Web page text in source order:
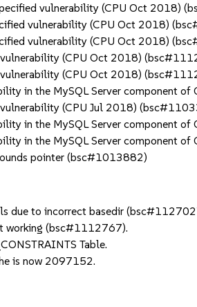
vulnerability (CPU Oct 2018)
vulnerability (CPU Oct 2018)
vulnerability (CPU Oct 2018)
(CPU Oct 2018)
(CPU Oct 2018)
in the MySQL Server component
(CPU Jul 2018)
in the MySQL Server component
in the MySQL Server component
pointer (bsc#1013882)
due to incorrect basedir
working (bsc#1112767).
Table.
is now 2097152.